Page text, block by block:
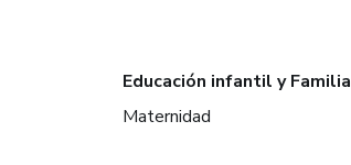
Educación infantil y Familia
Maternidad